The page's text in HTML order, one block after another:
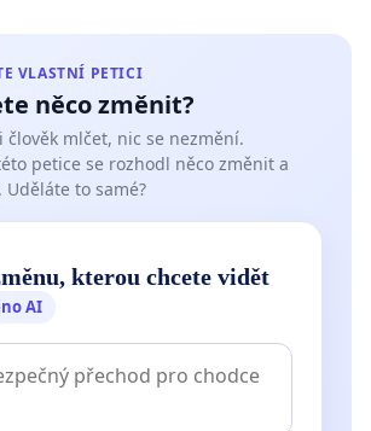
VLASTNÍ PETICI
něco změnit?
člověk mlčet, nic se nezmění.
petice se rozhodl něco změnit a
Uděláte to samé?
kterou chcete vidět
AI